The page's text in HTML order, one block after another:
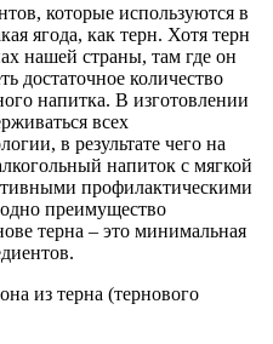
которые используются в
ягода, как терн. Хотя терн
нашей страны, там где он
достаточное количество
напитка. В изготовлении
всех
в результате чего на
напиток с мягкой
профилактическими
преимущество
терна – это минимальная